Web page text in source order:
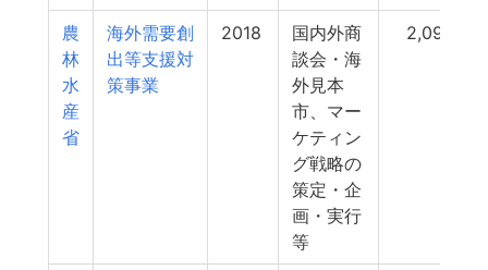
農
林
水
産
省
海外需要創
出等支援対
策事業
2018
国内外商
談会・海
外見本
市、マー
ケティン
グ戦略の
策定・企
画・実行
等
2,091